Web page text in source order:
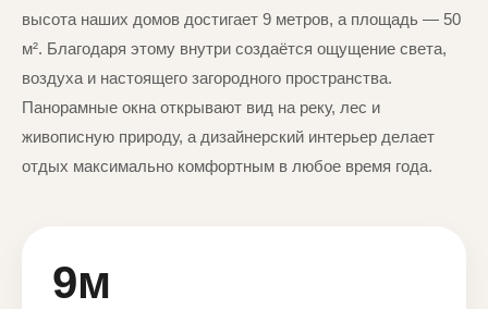
высота наших домов достигает 9 метров, а площадь — 50
м². Благодаря этому внутри создаётся ощущение света,
воздуха и настоящего загородного пространства.
Панорамные окна открывают вид на реку, лес и
живописную природу, а дизайнерский интерьер делает
отдых максимально комфортным в любое время года.
9м